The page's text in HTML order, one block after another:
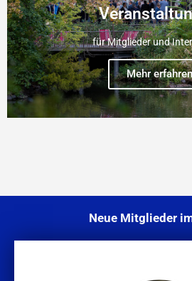
für Mitglieder und
Mehr erfahren
Neue Mitglieder